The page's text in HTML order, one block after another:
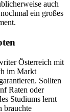
auch
ein großes
Österreich mit
im Markt
Sollten
Raten oder
Studiums lernt
brauchte